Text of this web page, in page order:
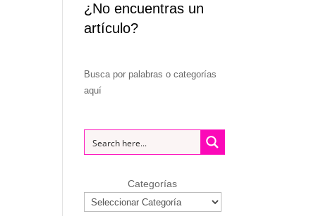
¿No encuentras un
artículo?
Busca por palabras o categorías
aquí
Categorías